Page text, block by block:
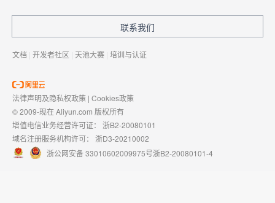
联系我们
文档 | 开发者社区 | 天池大赛 | 培训与认证
法律声明及隐私权政策 | Cookies政策
© 2009-现在 Aliyun.com 版权所有
增值电信业务经营许可证： 浙B2-20080101
域名注册服务机构许可： 浙D3-20210002
浙公网安备 33010602009975号浙B2-20080101-4